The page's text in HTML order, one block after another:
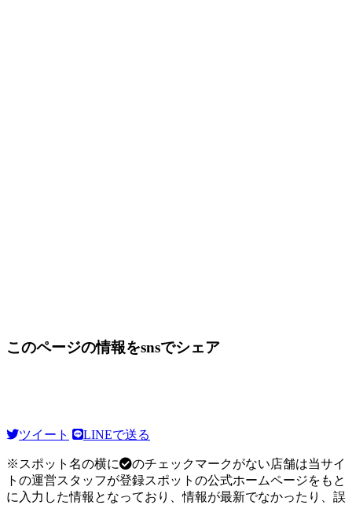
このページの情報をsnsでシェア
ツイート LINEで送る
※スポット名の横に
のチェックマークがない店舗は当サイ
トの運営スタッフが登録スポットの公式ホームページをもと
に入力した情報となっており、情報が最新でなかったり、誤